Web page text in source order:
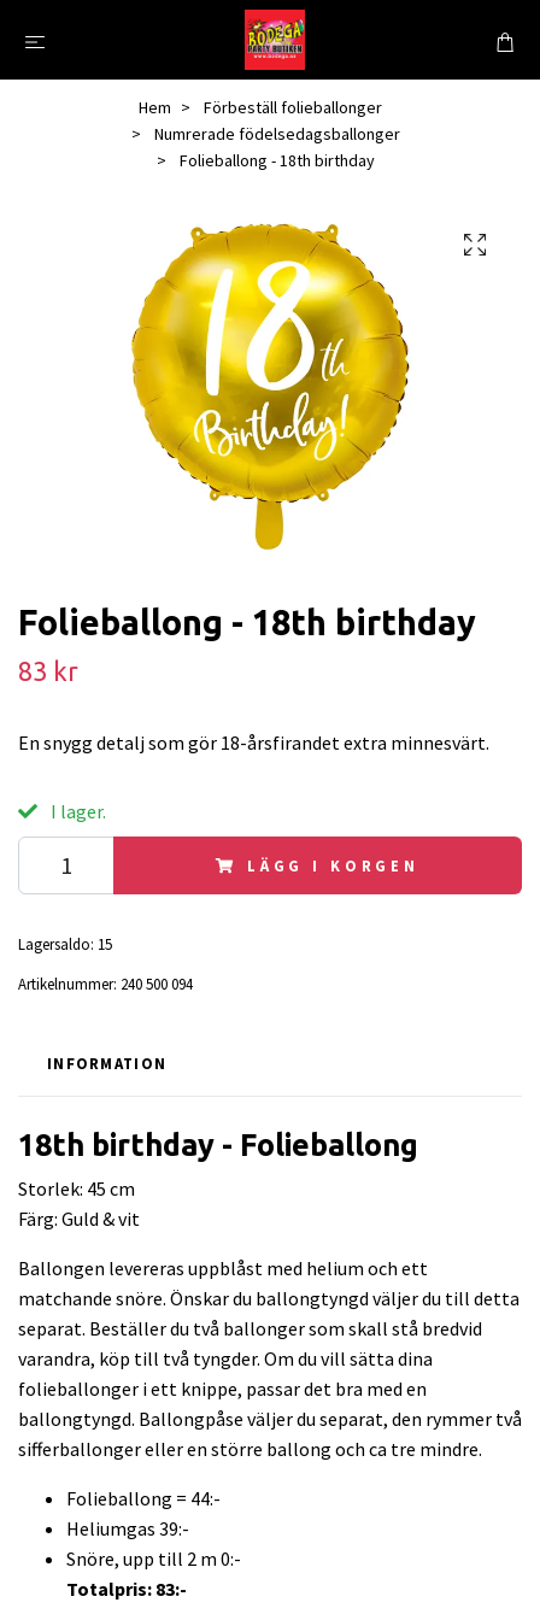
Hem
Förbeställ folieballonger
Numrerade födelsedagsballonger
Folieballong - 18th birthday
Folieballong - 18th birthday
83 kr
En snygg detalj som gör 18-årsfirandet extra minnesvärt.
I lager.
LÄGG I KORGEN
Lagersaldo: 15
Artikelnummer: 240 500 094
INFORMATION
18th birthday - Folieballong
Storlek: 45 cm
Färg: Guld & vit
Ballongen levereras uppblåst med helium och ett
matchande snöre. Önskar du ballongtyngd väljer du till detta
separat. Beställer du två ballonger som skall stå bredvid
varandra, köp till två tyngder. Om du vill sätta dina
folieballonger i ett knippe, passar det bra med en
ballongtyngd. Ballongpåse väljer du separat, den rymmer två
sifferballonger eller en större ballong och ca tre mindre.
Folieballong = 44:-
Heliumgas 39:-
Snöre, upp till 2 m 0:-
Totalpris: 83:-